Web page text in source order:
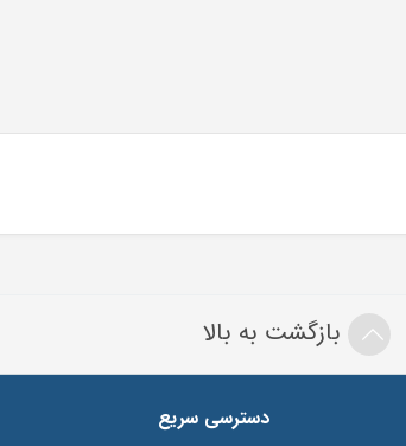
بازگشت به بالا
دسترسی سریع